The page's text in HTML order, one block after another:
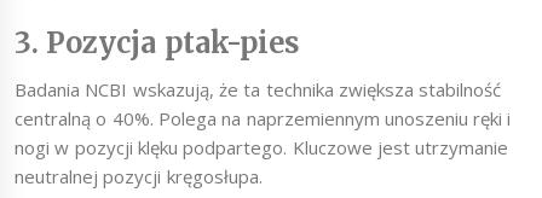
3. Pozycja ptak-pies
Badania NCBI wskazują, że ta technika zwiększa stabilność
centralną o 40%. Polega na naprzemiennym unoszeniu ręki i
nogi w pozycji klęku podpartego. Kluczowe jest utrzymanie
neutralnej pozycji kręgosłupa.